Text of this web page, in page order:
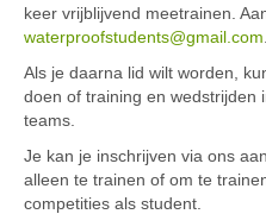
keer vrijblijvend meetrainen.
waterproofstudents@gmail.com
Als je daarna lid wilt worden,
doen of training en wedstrijden
teams.
Je kan je inschrijven via ons
alleen te trainen of om te
competities als student.